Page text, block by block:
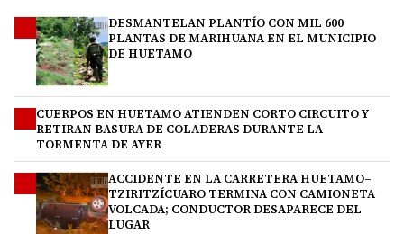
DESMANTELAN PLANTÍO CON MIL 600
PLANTAS DE MARIHUANA EN EL MUNICIPIO
DE HUETAMO
CUERPOS EN HUETAMO ATIENDEN CORTO CIRCUITO Y
RETIRAN BASURA DE COLADERAS DURANTE LA
TORMENTA DE AYER
ACCIDENTE EN LA CARRETERA HUETAMO–
TZIRITZÍCUARO TERMINA CON CAMIONETA
VOLCADA; CONDUCTOR DESAPARECE DEL
LUGAR